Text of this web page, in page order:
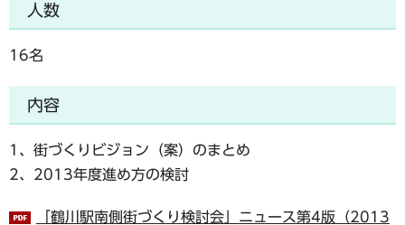
人数
16名
内容
1、街づくりビジョン（案）のまとめ
2、2013年度進め方の検討
「鶴川駅南側街づくり検討会」ニュース第4版（2013